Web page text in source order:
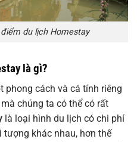
du lịch Homestay
là gì?
phong cách và cá tính riêng
chúng ta có thể có rất
là loại hình du lịch có chi phí
tượng khác nhau, hơn thế